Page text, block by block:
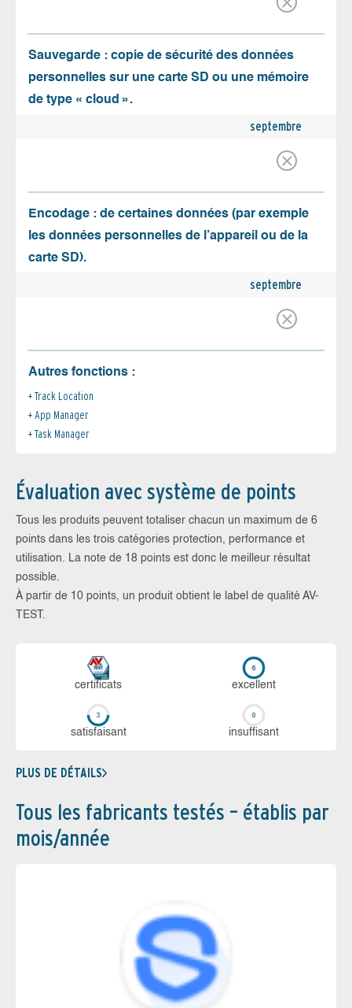
Sauvegarde : copie de sécurité des données
personnelles sur une carte SD ou une mémoire
de type « cloud ».
septembre
Encodage : de certaines données (par exemple
les données personnelles de l’appareil ou de la
carte SD).
septembre
Autres fonctions :
Track Location
App Manager
Task Manager
Évaluation avec système de points
Tous les produits peuvent totaliser chacun un maximum de 6
points dans les trois catégories protection, performance et
utilisation. La note de 18 points est donc le meilleur résultat
possible.
À partir de 10 points, un produit obtient le label de qualité AV-
TEST.
certi­ficats ex­cellent
sa­tis­fai­sant in­suf­fi­sant
PLUS DE DÉTAILS
Tous les fabricants testés – établis par
mois/année